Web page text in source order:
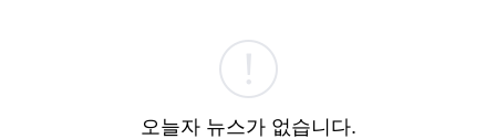
오늘자 뉴스가 없습니다.